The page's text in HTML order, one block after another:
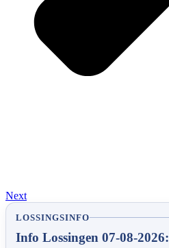
Next
LOSSINGSINFO
Info Lossingen 07-08-2026: